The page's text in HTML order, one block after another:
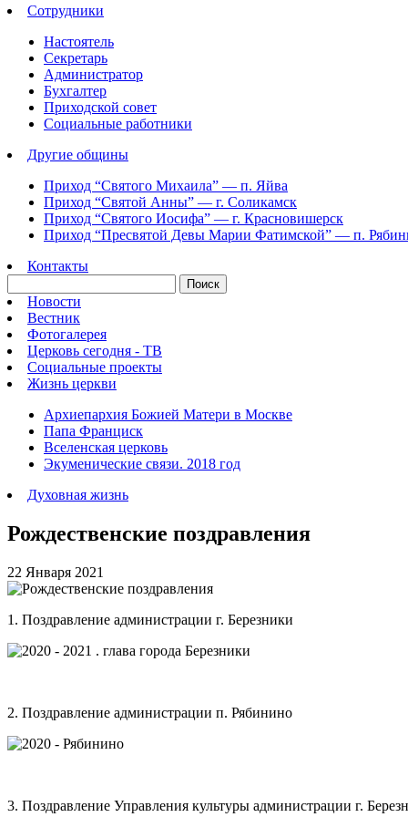
Сотрудники
Настоятель
Секретарь
Администратор
Бухгалтер
Приходской совет
Социальные работники
Другие общины
Приход “Святого Михаила” — п. Яйва
Приход “Святой Анны” — г. Соликамск
Приход “Святого Иосифа” — г. Красновишерск
Приход “Пресвятой Девы Марии Фатимской” — п.
Контакты
Новости
Вестник
Фотогалерея
Церковь сегодня - ТВ
Социальные проекты
Жизнь церкви
Архиепархия Божией Матери в Москве
Папа Франциск
Вселенская церковь
Экуменические связи. 2018 год
Духовная жизнь
Рождественские поздравления
22 Января 2021
1. Поздравление администрации г. Березники
2. Поздравление администрации п. Рябинино
3. Поздравление Управления культуры администрации г.